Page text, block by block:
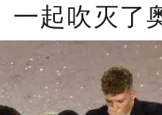
一起吹灭了